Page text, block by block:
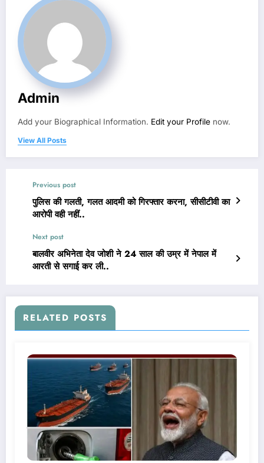
Admin
Add your Biographical Information. Edit your Profile now.
View All Posts
Previous post
पुलिस की गलती, गलत आदमी को गिरफ्तार करना, सीसीटीवी का
आरोपी वही नहीं..
Next post
बालवीर अभिनेता देव जोशी ने 24 साल की उम्र में नेपाल में
आरती से सगाई कर ली..
RELATED POSTS